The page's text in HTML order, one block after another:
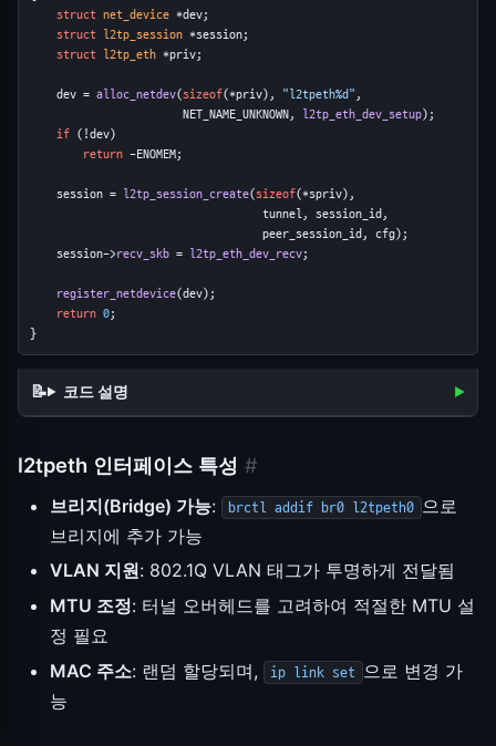
struct net_device *dev;
struct l2tp_session *session;
struct l2tp_eth *priv;
    dev =
alloc_netdev(sizeof(*priv), "l2tpeth%d" ,
                       NET_NAME_UNKNOWN,
l2tp_eth_dev_setup);
if (!dev)
return -ENOMEM;
    session =
l2tp_session_create(sizeof(*spriv),
                                   tunnel, session_id,
                                   peer_session_id, cfg);
    session->
recv_skb = l2tp_eth_dev_recv;
register_netdevice(dev);
return 0;
}
코드 설명
l2tpeth 인터페이스 특성 #
브리지(Bridge) 가능: brctl addif br0 l2tpeth0 으로
브리지에 추가 가능
VLAN 지원: 802.1Q VLAN 태그가 투명하게 전달됨
MTU 조정: 터널 오버헤드를 고려하여 적절한 MTU 설
정 필요
MAC 주소: 랜덤 할당되며, ip link set 으로 변경 가
능